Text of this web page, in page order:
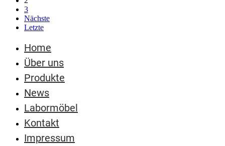
3
Nächste
Letzte
Home
Über uns
Produkte
News
Labormöbel
Kontakt
Impressum